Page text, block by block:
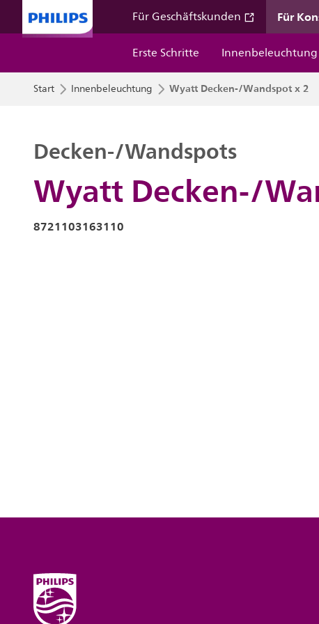
Für Geschäftskunden Für
Erste Schritte
Innenbeleuchtung
Start Innenbeleuchtung Wyatt Decken-/Wandspot x 2
Wyatt Decken-/
Decken-/Wandspots
8721103163110